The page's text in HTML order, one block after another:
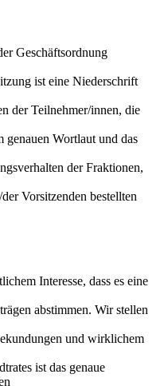
Geschäftsordnung
ist eine Niederschrift
der Teilnehmer/innen, die
genauen Wortlaut und das
der Fraktionen,
Vorsitzenden bestellten
Interesse, dass es eine
abstimmen. Wir stellen
und wirklichem
ist das genaue